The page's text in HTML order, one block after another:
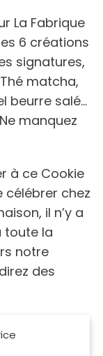
La Fabrique
6 créations
signatures,
matcha,
beurre salé…
manquez
à ce Cookie
célébrer chez
il n’y a
toute la
notre
des